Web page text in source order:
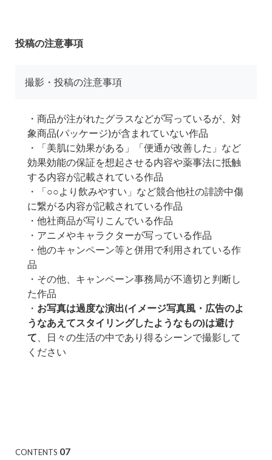
投稿の注意事項
撮影・投稿の注意事項
・商品が注がれたグラスなどが写っているが、対
象商品(パッケージ)が含まれていない作品
・「美肌に効果がある」「便通が改善した」など
効果効能の保証を想起させる内容や薬事法に抵触
する内容が記載されている作品
・「○○より飲みやすい」など競合他社の誹謗中傷
に繋がる内容が記載されている作品
・他社商品が写りこんでいる作品
・アニメやキャラクターが写っている作品
・ 他のキャンペーン等と併用で利用されている作
品
・その他、キャンペーン事務局が不適切と判断し
た作品
・ お写真は過度な演出(イメージ写真風・広告のよ
うなあえてスタイリングしたようなもの)は避け
て 、日々の生活の中であり得るシーンで撮影して
ください
CONTENTS 07